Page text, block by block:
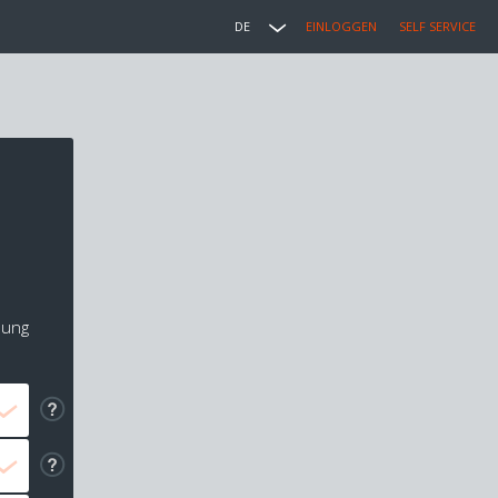
DE EINLOGGEN SELF SERVICE